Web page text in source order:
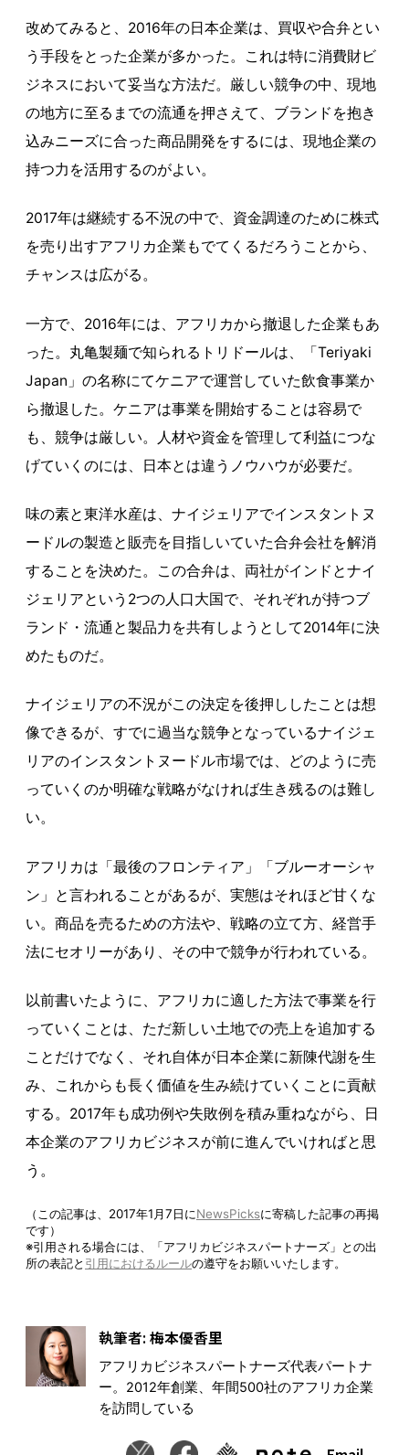
改めてみると、2016年の日本企業は、買収や合弁とい
う手段をとった企業が多かった。これは特に消費財ビ
ジネスにおいて妥当な方法だ。厳しい競争の中、現地
の地方に至るまでの流通を押さえて、ブランドを抱き
込みニーズに合った商品開発をするには、現地企業の
持つ力を活用するのがよい。
2017年は継続する不況の中で、資金調達のために株式
を売り出すアフリカ企業もでてくるだろうことから、
チャンスは広がる。
一方で、2016年には、アフリカから撤退した企業もあ
った。丸亀製麺で知られるトリドールは、「Teriyaki
Japan」の名称にてケニアで運営していた飲食事業か
ら撤退した。ケニアは事業を開始することは容易で
も、競争は厳しい。人材や資金を管理して利益につな
げていくのには、日本とは違うノウハウが必要だ。
味の素と東洋水産は、ナイジェリアでインスタントヌ
ードルの製造と販売を目指しいていた合弁会社を解消
することを決めた。この合弁は、両社がインドとナイ
ジェリアという2つの人口大国で、それぞれが持つブ
ランド・流通と製品力を共有しようとして2014年に決
めたものだ。
ナイジェリアの不況がこの決定を後押ししたことは想
像できるが、すでに過当な競争となっているナイジェ
リアのインスタントヌードル市場では、どのように売
っていくのか明確な戦略がなければ生き残るのは難し
い。
アフリカは「最後のフロンティア」「ブルーオーシャ
ン」と言われることがあるが、実態はそれほど甘くな
い。商品を売るための方法や、戦略の立て方、経営手
法にセオリーがあり、その中で競争が行われている。
以前書いたように、アフリカに適した方法で事業を行
っていくことは、ただ新しい土地での売上を追加する
ことだけでなく、それ自体が日本企業に新陳代謝を生
み、これからも長く価値を生み続けていくことに貢献
する。2017年も成功例や失敗例を積み重ねながら、日
本企業のアフリカビジネスが前に進んでいければと思
う。
（この記事は、2017年1月7日にNewsPicksに寄稿した記事の再掲
です）
※引用される場合には、「アフリカビジネスパートナーズ」との出
所の表記と 引用におけるルールの遵守をお願いいたします。
執筆者: 梅本優香里
アフリカビジネスパートナーズ代表パートナ
ー。2012年創業、年間500社のアフリカ企業
を訪問している